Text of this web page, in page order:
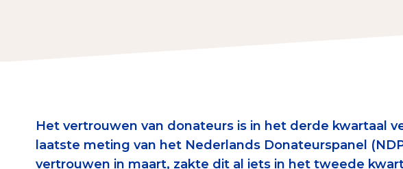
Het vertrouwen van donateurs is in het derde kwartaal
laatste meting van het Nederlands Donateurspanel
vertrouwen in maart, zakte dit al iets in het tweede